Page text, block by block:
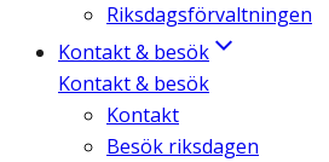
Riksdagsförvaltningen
Kontakt & besök
Kontakt & besök
Kontakt
Besök riksdagen